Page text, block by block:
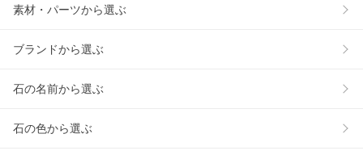
素材・パーツから選ぶ
ブランドから選ぶ
石の名前から選ぶ
石の色から選ぶ